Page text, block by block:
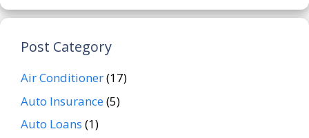
Post Category
Air Conditioner(17)
Auto Insurance(5)
Auto Loans (1)